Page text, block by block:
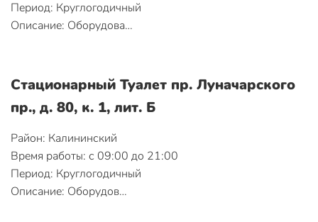
Период: Круглогодичный
Описание: Оборудова…
Стационарный Туалет пр. Луначарского
пр., д. 80, к. 1, лит. Б
Район: Калининский
Время работы: с 09:00 до 21:00
Период: Круглогодичный
Описание: Оборудов…